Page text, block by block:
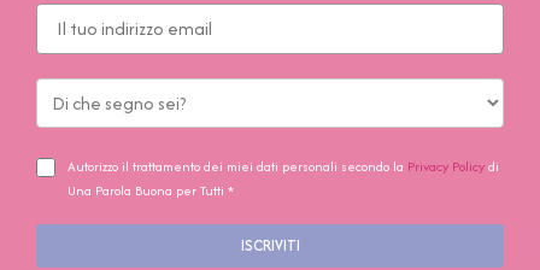
Autorizzo il trattamento dei miei dati personali secondo la Privacy Policydi
Una Parola Buona per Tutti *
ISCRIVITI